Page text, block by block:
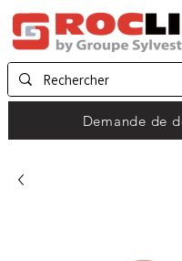
Demande de